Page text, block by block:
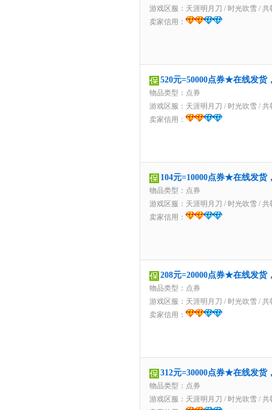
游戏区服： 天涯明月刀 / 时光吹雪 / 共
卖家信用：
520元=50000点券★在线发
物品类型：点券
游戏区服： 天涯明月刀 / 时光吹雪 / 共
卖家信用：
104元=10000点券★在线发
物品类型：点券
游戏区服： 天涯明月刀 / 时光吹雪 / 共
卖家信用：
208元=20000点券★在线发
物品类型：点券
游戏区服： 天涯明月刀 / 时光吹雪 / 共
卖家信用：
312元=30000点券★在线发
物品类型：点券
游戏区服： 天涯明月刀 / 时光吹雪 / 共